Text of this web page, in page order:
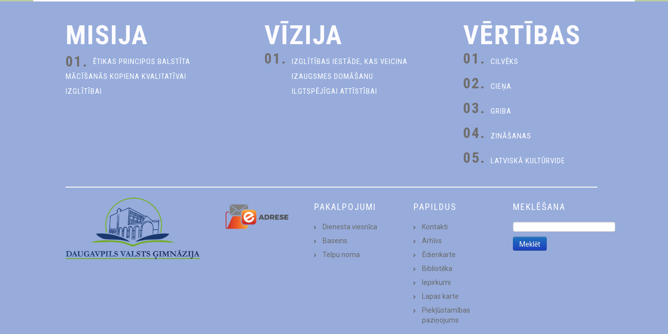
MISIJA
01.
ĒTIKAS PRINCIPOS BALSTĪTA
MĀCĪŠANĀS KOPIENA KVALITATĪVAI
IZGLĪTĪBAI
VĪZIJA
01.
IZGLĪTĪBAS IESTĀDE, KAS VEICINA
IZAUGSMES DOMĀŠANU
ILGTSPĒJĪGAI ATTĪSTĪBAI
VĒRTĪBAS
01. CILVĒKS
02. CIEŅA
03. GRIBA
04. ZINĀŠANAS
05. LATVISKĀ KULTŪRVIDE
PAKALPOJUMI
Dienesta viesnīca
Baseins
Telpu noma
PAPILDUS
Kontakti
Arhīvs
Ēdienkarte
Bibliotēka
Iepirkumi
Lapas karte
Piekļūstamības
paziņojums
MEKLĒŠANA